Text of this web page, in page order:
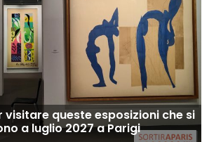
visitare queste esposizioni che si
a luglio 2027 a Parigi